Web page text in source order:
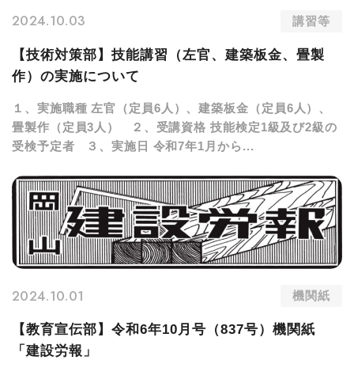
2024.10.03 講習等
【技術対策部】技能講習（左官、建築板金、畳製
作）の実施について
１、実施職種 左官（定員6人）、建築板金（定員6人）、
畳製作（定員3人） ２、受講資格 技能検定1級及び2級の
受検予定者 ３、実施日 令和7年1月から...
2024.10.01 機関紙
【教育宣伝部】令和6年10月号（837号）機関紙
「建設労報」